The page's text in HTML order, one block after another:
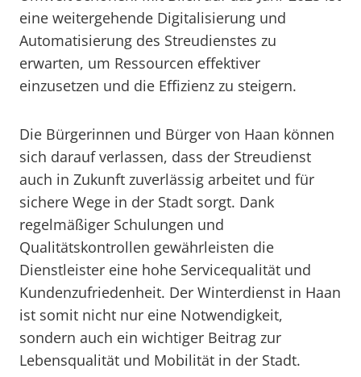
eine weitergehende Digitalisierung und
Automatisierung des Streudienstes zu
erwarten, um Ressourcen effektiver
einzusetzen und die Effizienz zu steigern.
Die Bürgerinnen und Bürger von Haan können
sich darauf verlassen, dass der Streudienst
auch in Zukunft zuverlässig arbeitet und für
sichere Wege in der Stadt sorgt. Dank
regelmäßiger Schulungen und
Qualitätskontrollen gewährleisten die
Dienstleister eine hohe Servicequalität und
Kundenzufriedenheit. Der Winterdienst in Haan
ist somit nicht nur eine Notwendigkeit,
sondern auch ein wichtiger Beitrag zur
Lebensqualität und Mobilität in der Stadt.